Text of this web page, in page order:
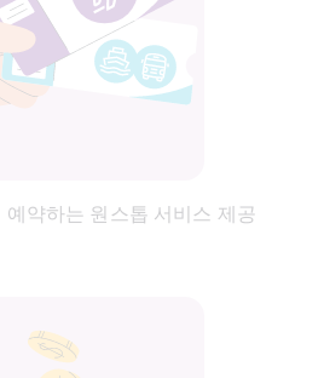
약하는 원스톱 서비스 제공